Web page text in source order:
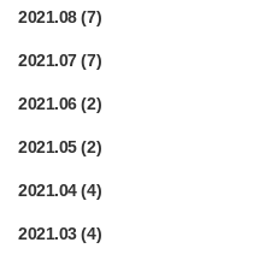
2021.08(7)
2021.07(7)
2021.06(2)
2021.05(2)
2021.04(4)
2021.03(4)